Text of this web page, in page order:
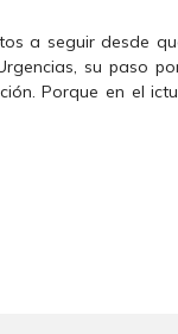
a seguir desde
su paso
Porque en el